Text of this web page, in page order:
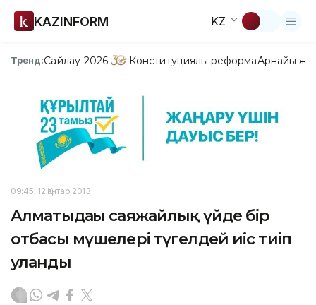
KAZINFORM KZ
Тренд:Сайлау-2026 Конституциялық реформаАрнайы
09:45, 12 Қаңтар 2013
Алматыдағы саяжайлық үйде бір
отбасы мүшелері түгелдей иіс тиіп
уланды